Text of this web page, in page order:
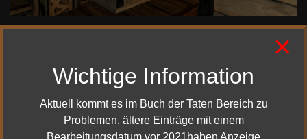
Dann geht ihr von Morlad aus direkt am besten in die
Pfade der Toten, dort könnt ihr dann die Rune des
zweiten Zeitalters finden
×
Wichtige Information
Aktuell kommt es im Buch der Taten Bereich zu
Problemen, ältere Einträge mit einem
Bearbeitungsdatum vor 2021haben Anzeige